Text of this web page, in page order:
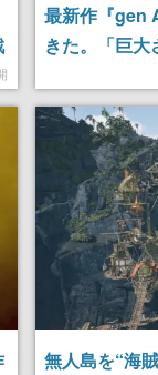
最新作『gen
きた。「巨
イヤーに体
ゲームに落
Fest Play
無人島を“海